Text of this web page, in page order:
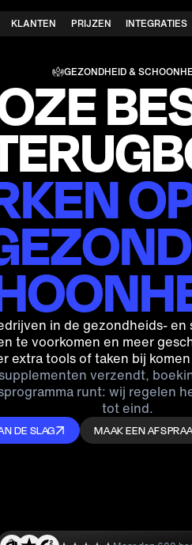
KLANTEN PRIJZEN INTEGRATIES
GEZONDHEID &
in de gezondheids-
te voorkomen en meer
extra tools of taken bij
verzendt,
runt: wij regelen
tot eind.
DE SLAG MAAK EEN